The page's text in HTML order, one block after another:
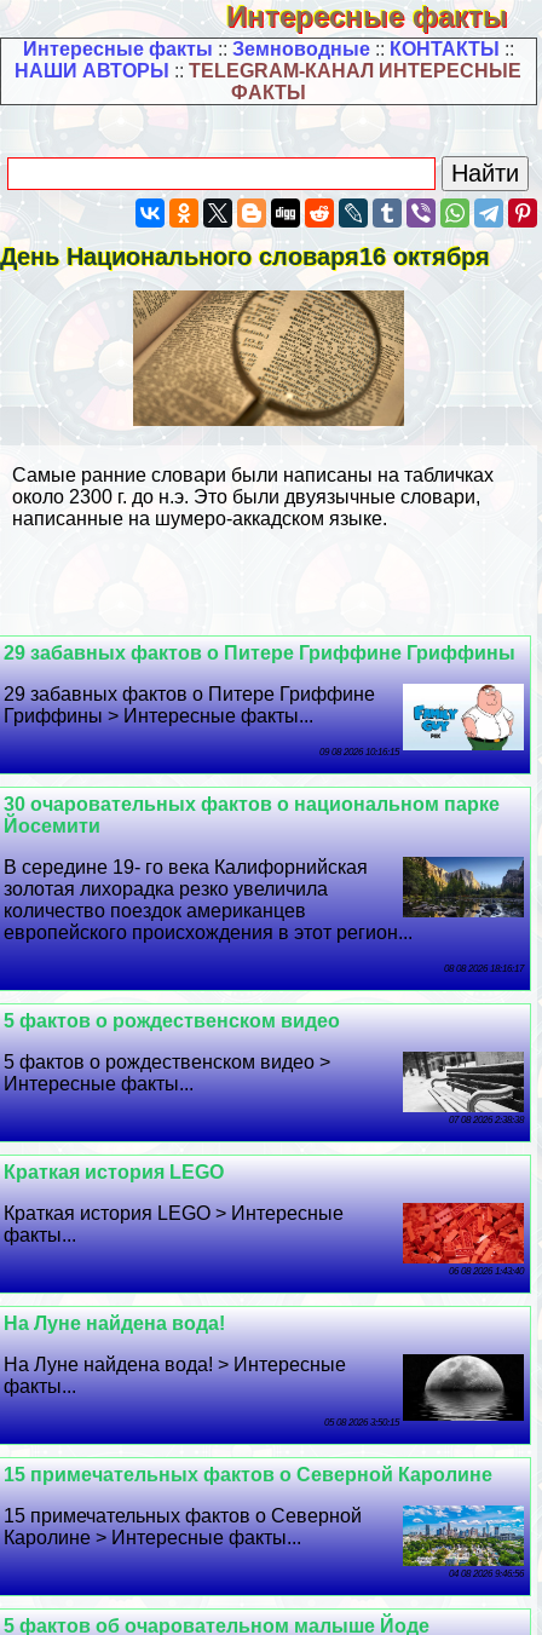
Интересные факты
Интересные факты :: Земноводные:: КОНТАКТЫ ::
НАШИ АВТОРЫ ::TELEGRAM-КАНАЛ ИНТЕРЕСНЫЕ
ФАКТЫ
День Национального словаря16 октября
Самые ранние словари были написаны на табличках
около 2300 г. до н.э. Это были двуязычные словари,
написанные на шумеро-аккадском языке.
29 забавных фактов о Питере Гриффине Гриффины
29 забавных фактов о Питере Гриффине
Гриффины > Интересные факты...
09 08 2026 10:16:15
30 очаровательных фактов о национальном парке
Йосемити
В середине 19- го века Калифорнийская
золотая лихорадка резко увеличила
количество поездок американцев
европейского происхождения в этот регион...
08 08 2026 18:16:17
5 фактов о рождественском видео
5 фактов о рождественском видео >
Интересные факты...
07 08 2026 2:38:38
Краткая история LEGO
Краткая история LEGO > Интересные
факты...
06 08 2026 1:43:40
На Луне найдена вода!
На Луне найдена вода! > Интересные
факты...
05 08 2026 3:50:15
15 примечательных фактов о Северной Каролине
15 примечательных фактов о Северной
Каролине > Интересные факты...
04 08 2026 9:46:56
5 фактов об очаровательном малыше Йоде